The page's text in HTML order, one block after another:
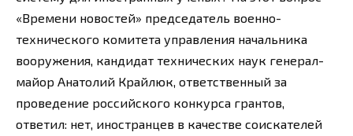
«Времени новостей» председатель военно-
технического комитета управления начальника
вооружения, кандидат технических наук генерал-
майор Анатолий Крайлюк, ответственный за
проведение российского конкурса грантов,
ответил: нет, иностранцев в качестве соискателей